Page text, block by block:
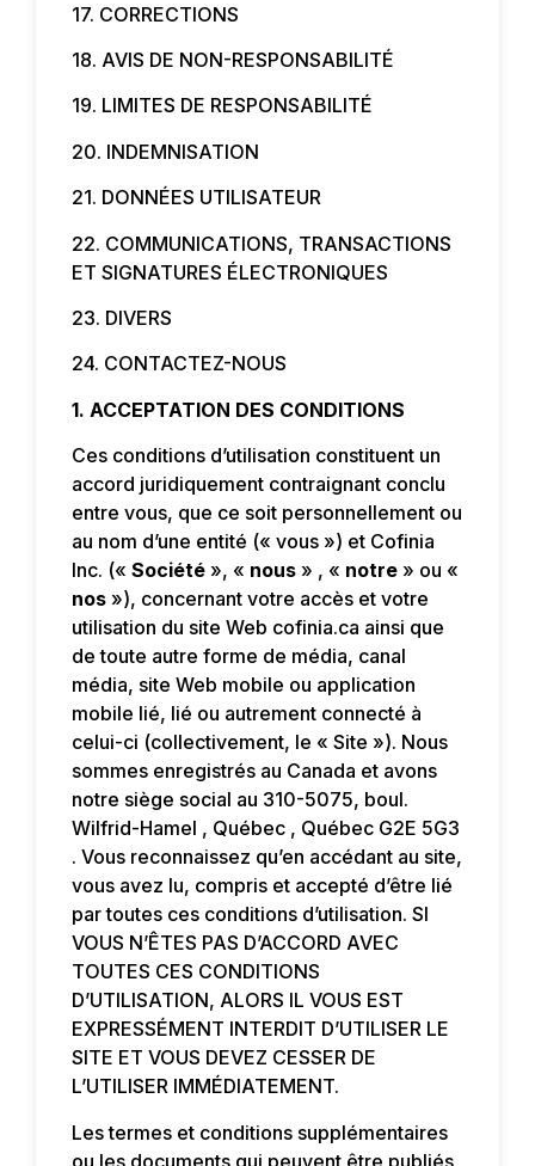
17. CORRECTIONS
18. AVIS DE NON-RESPONSABILITÉ
19. LIMITES DE RESPONSABILITÉ
20. INDEMNISATION
21. DONNÉES UTILISATEUR
22. COMMUNICATIONS, TRANSACTIONS
ET SIGNATURES ÉLECTRONIQUES
23. DIVERS
24. CONTACTEZ-NOUS
1. ACCEPTATION DES CONDITIONS
Ces conditions d’utilisation constituent un
accord juridiquement contraignant conclu
entre vous, que ce soit personnellement ou
au nom d’une entité (« vous ») et Cofinia
Inc. (« Société », « nous » , « notre » ou «
nos »), concernant votre accès et votre
utilisation du site Web cofinia.ca ainsi que
de toute autre forme de média, canal
média, site Web mobile ou application
mobile lié, lié ou autrement connecté à
celui-ci (collectivement, le « Site »). Nous
sommes enregistrés au Canada et avons
notre siège social au 310-5075, boul.
Wilfrid-Hamel , Québec , Québec G2E 5G3
. Vous reconnaissez qu’en accédant au site,
vous avez lu, compris et accepté d’être lié
par toutes ces conditions d’utilisation. SI
VOUS N’ÊTES PAS D’ACCORD AVEC
TOUTES CES CONDITIONS
D’UTILISATION, ALORS IL VOUS EST
EXPRESSÉMENT INTERDIT D’UTILISER LE
SITE ET VOUS DEVEZ CESSER DE
L’UTILISER IMMÉDIATEMENT.
Les termes et conditions supplémentaires
ou les documents qui peuvent être publiés